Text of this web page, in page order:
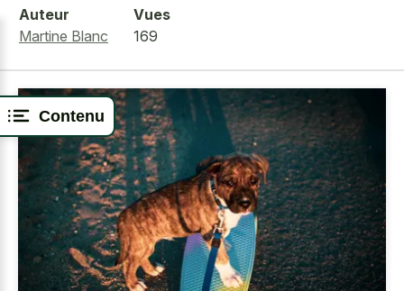
Contenu
Auteur
Martine Blanc
Vues
169